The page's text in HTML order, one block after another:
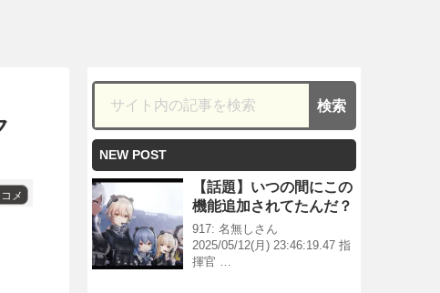
コメ
NEW POST
【話題】いつの間にこの
機能追加されてたんだ？
917: 名無しさん
2025/05/12(月) 23:46:19.47 指
揮官 …